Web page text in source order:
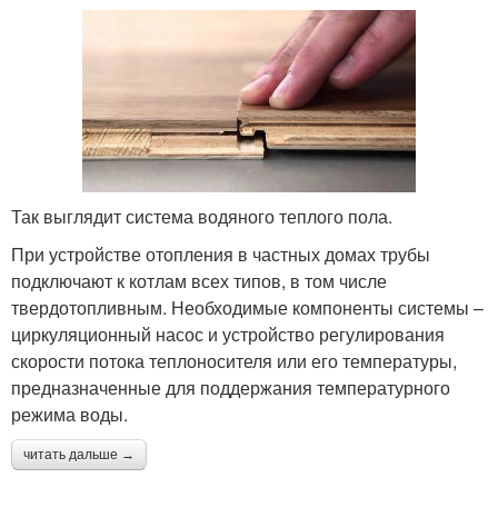
Так выглядит система водяного теплого пола.
При устройстве отопления в частных домах трубы
подключают к котлам всех типов, в том числе
твердотопливным. Необходимые компоненты системы –
циркуляционный насос и устройство регулирования
скорости потока теплоносителя или его температуры,
предназначенные для поддержания температурного
режима воды.
читать дальше →